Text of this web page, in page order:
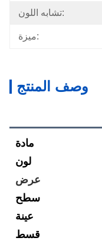
تشابه اللون:
ميزة:
وصف المنتج
مادة
لون
عرض
سطح
عينة
قسط